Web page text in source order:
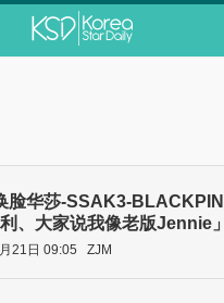
脸华莎-SSAK3-
、大家说我像老版Jennie」
21日 09:05 ZJM